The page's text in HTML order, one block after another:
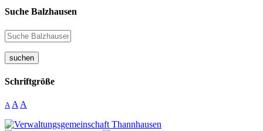
Suche Balzhausen
suchen
Schriftgröße
A A A